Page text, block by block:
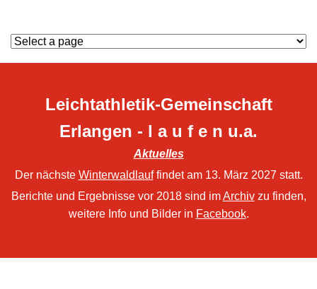
Leichtathletik-Gemeinschaft
Erlangen - l a u f e n u.a.
Aktuelles
Der nächste Winterwaldlauffindet am 13. März 2027 statt.
Berichte und Ergebnisse vor 2018 sind imArchivzu finden,
weitere Info und Bilder in Facebook.